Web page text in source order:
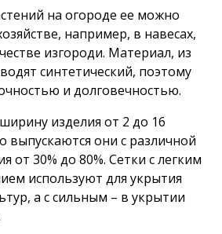
на огороде ее можно
например, в навесах,
изгороди. Материал, из
синтетический, поэтому
и долговечностью.
изделия от 2 до 16
выпускаются они с различной
от 30% до 80%. Сетки с легким
используют для укрытия
а с сильным – в укрытии